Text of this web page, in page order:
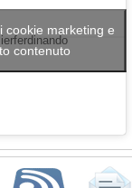
cookie marketing e
contenuto